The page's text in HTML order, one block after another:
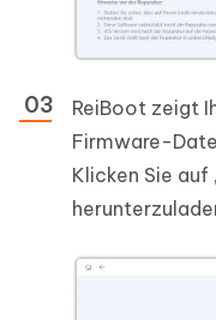
ReiBoot zeigt
Firmware-
Klicken Sie auf